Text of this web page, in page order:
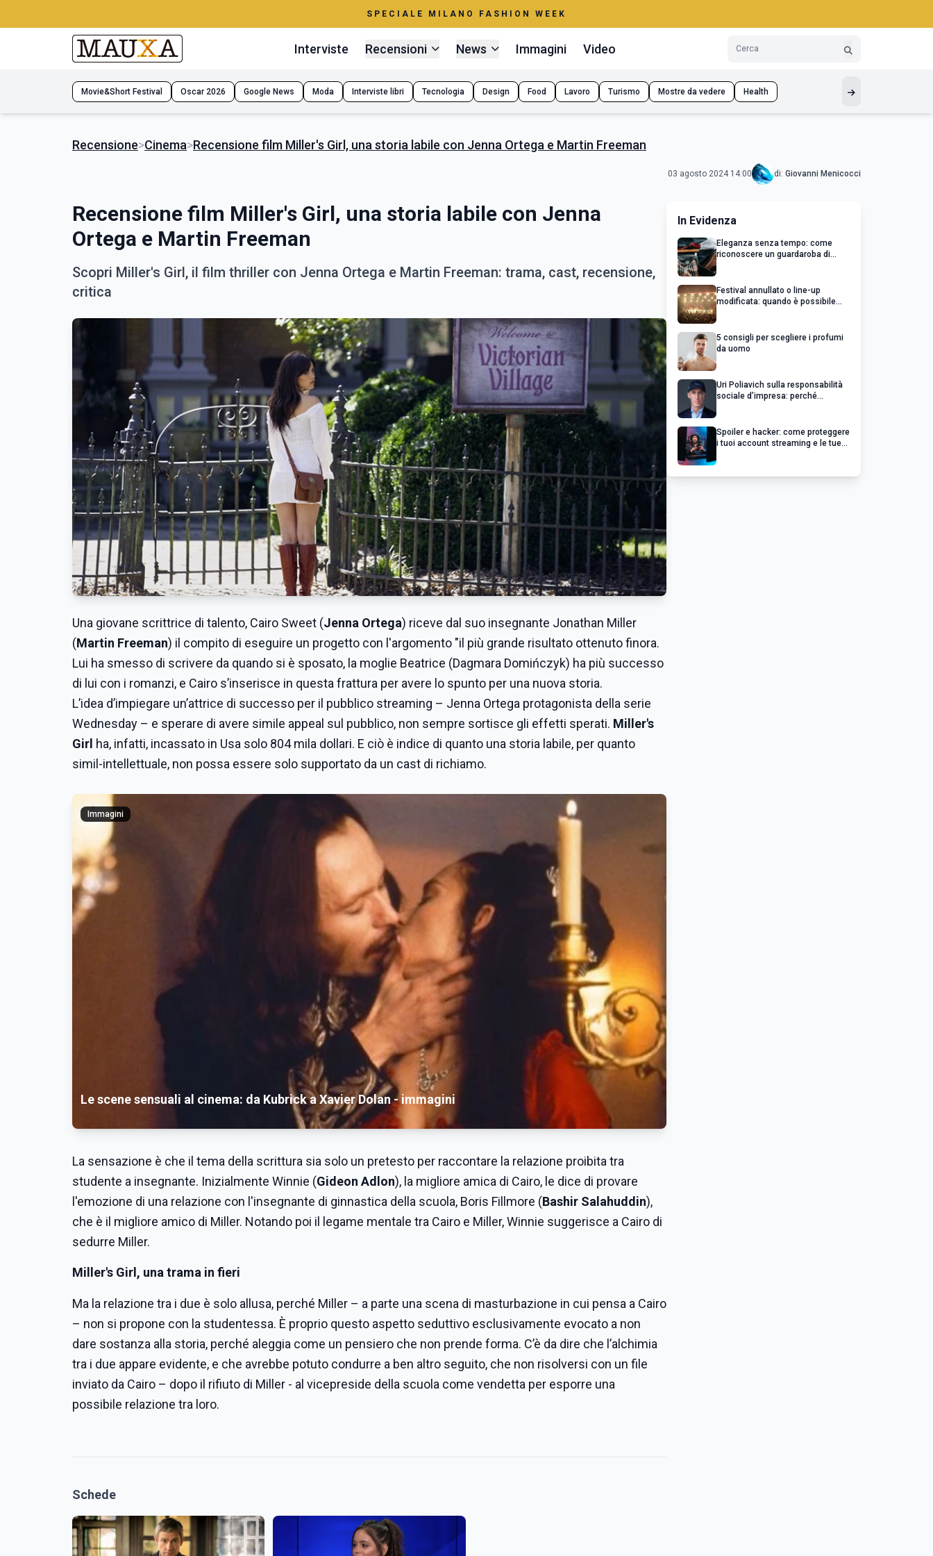
SPECIALE MILANO FASHION WEEK
Interviste Recensioni News Immagini Video
Movie&Short Festival Oscar 2026 Google News Moda Interviste libri Tecnologia Design Food Lavoro Turismo Mostre da vedere Health
Recensione>Cinema>Recensione film Miller's Girl, una storia labile con Jenna Ortega e Martin Freeman
03 agosto 2024 14:00 di: Giovanni Menicocci
Recensione film Miller's Girl, una storia labile con Jenna
Ortega e Martin Freeman
Scopri Miller's Girl, il film thriller con Jenna Ortega e Martin Freeman: trama, cast, recensione,
critica
Una giovane scrittrice di talento, Cairo Sweet (Jenna Ortega) riceve dal suo insegnante Jonathan Miller
(Martin Freeman) il compito di eseguire un progetto con l'argomento "il più grande risultato ottenuto finora.
Lui ha smesso di scrivere da quando si è sposato, la moglie Beatrice (Dagmara Domińczyk) ha più successo
di lui con i romanzi, e Cairo s’inserisce in questa frattura per avere lo spunto per una nuova storia.
L’idea d’impiegare un’attrice di successo per il pubblico streaming – Jenna Ortega protagonista della serie
Wednesday – e sperare di avere simile appeal sul pubblico, non sempre sortisce gli effetti sperati. Miller's
Girl ha, infatti, incassato in Usa solo 804 mila dollari. E ciò è indice di quanto una storia labile, per quanto
simil-intellettuale, non possa essere solo supportato da un cast di richiamo.
Immagini
Le scene sensuali al cinema: da Kubrick a Xavier Dolan - immagini
La sensazione è che il tema della scrittura sia solo un pretesto per raccontare la relazione proibita tra
studente a insegnante. Inizialmente Winnie (Gideon Adlon), la migliore amica di Cairo, le dice di provare
l'emozione di una relazione con l'insegnante di ginnastica della scuola, Boris Fillmore (Bashir Salahuddin),
che è il migliore amico di Miller. Notando poi il legame mentale tra Cairo e Miller, Winnie suggerisce a Cairo di
sedurre Miller.
Miller's Girl, una trama in fieri
Ma la relazione tra i due è solo allusa, perché Miller – a parte una scena di masturbazione in cui pensa a Cairo
– non si propone con la studentessa. È proprio questo aspetto seduttivo esclusivamente evocato a non
dare sostanza alla storia, perché aleggia come un pensiero che non prende forma. C’è da dire che l’alchimia
tra i due appare evidente, e che avrebbe potuto condurre a ben altro seguito, che non risolversi con un file
inviato da Cairo – dopo il rifiuto di Miller - al vicepreside della scuola come vendetta per esporre una
possibile relazione tra loro.
Schede
In Evidenza
Eleganza senza tempo: come
riconoscere un guardaroba di
Festival annullato o line-up
modificata: quando è possibile
5 consigli per scegliere i profumi
da uomo
Uri Poliavich sulla responsabilità
sociale d’impresa: perché
Spoiler e hacker: come proteggere
i tuoi account streaming e le tue